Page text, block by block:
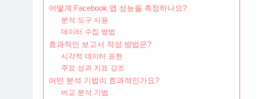
어떻게 Facebook 앱 성능을 측정하나요?
분석 도구 사용
데이터 수집 방법
효과적인 보고서 작성 방법은?
시각적 데이터 표현
주요 성과 지표 강조
어떤 분석 기법이 효과적인가요?
비교 분석 기법